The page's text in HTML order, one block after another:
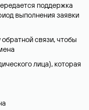
поддержка
выполнения заявки
связи, чтобы
лица), которая